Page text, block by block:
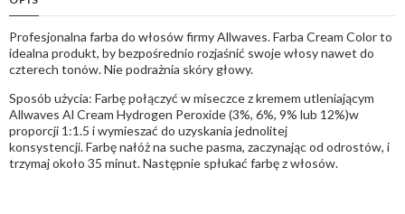
Profesjonalna farba do włosów firmy Allwaves. Farba Cream Color to
idealna produkt, by bezpośrednio rozjaśnić swoje włosy nawet do
czterech tonów. Nie podrażnia skóry głowy.
Sposób użycia: Farbę połączyć w miseczce z kremem utleniającym
Allwaves Al Cream Hydrogen Peroxide (3%, 6%, 9% lub 12%)w
proporcji 1:1.5 i wymieszać do uzyskania jednolitej
konsystencji. Farbę nałóż na suche pasma, zaczynając od odrostów, i
trzymaj około 35 minut. Następnie spłukać farbę z włosów.